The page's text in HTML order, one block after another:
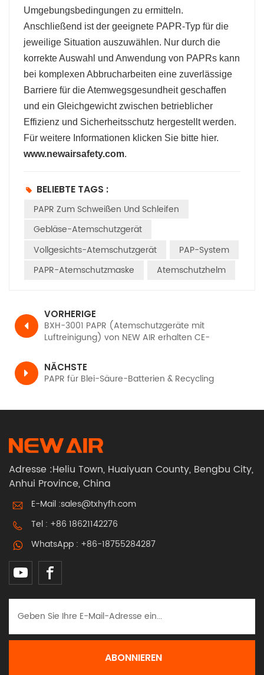
Umgebungsbedingungen zu ermitteln.
Anschließend ist der geeignete PAPR-Typ für die
jeweilige Situation auszuwählen. Nur durch die
korrekte Auswahl und Anwendung von PAPRs kann
bei komplexen Abbrucharbeiten eine zuverlässige
Barriere für die Atemwegsgesundheit geschaffen
und ein Gleichgewicht zwischen betrieblicher
Effizienz und Sicherheitsschutz hergestellt werden.
Für weitere Informationen klicken Sie bitte hier.
www.newairsafety.com.
BELIEBTE TAGS :
PAPR Zum Schweißen Und Schleifen
Gebläse-Atemschutzgerät
Vollgesichts-Atemschutzgerät
PAP-System
PAPR-Atemschutzmaske
Atemschutzhelm
VORHERIGE
BXH-3001 PAPR (Atemschutzgeräte mit
Luftreinigung) von NEW AIR erhalten CE-
NÄCHSTE
PAPR für Blei-Säure-Batterien & Recycling
Adresse :Heliu Town, Huaiyuan County, Bengbu City,
Anhui Province, China
E-Mail :sales@txhyfh.com
Tel : +86 18621142276
WhatsApp : +86-18755284287